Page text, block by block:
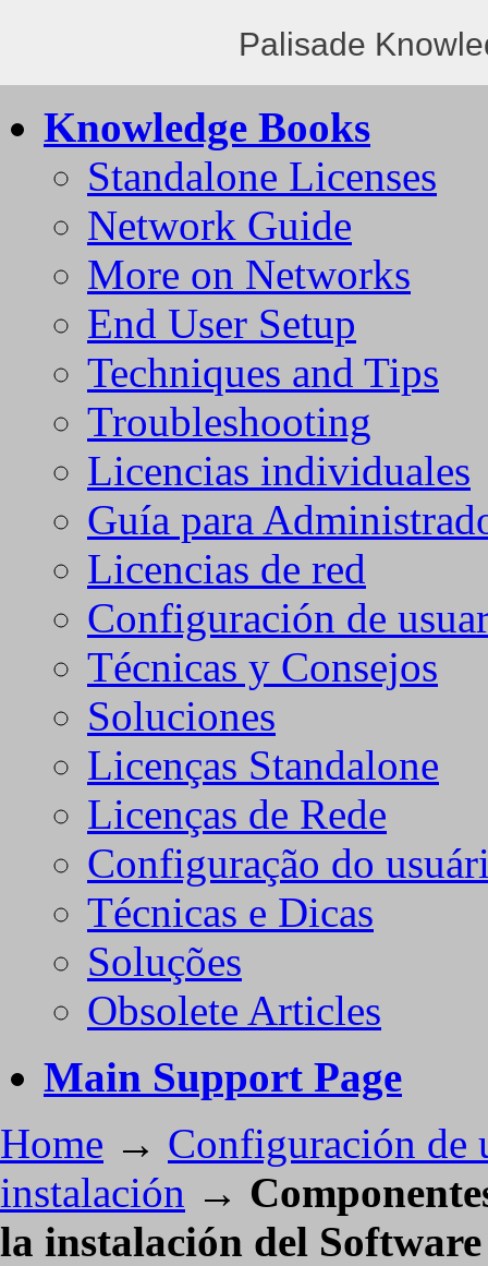
Palisade
Knowledge Books
Standalone Licenses
Network Guide
More on Networks
End User Setup
Techniques and Tips
Troubleshooting
Licencias individuales
Guía para
Licencias de red
Configuración de
Técnicas y Consejos
Soluciones
Licenças Standalone
Licenças de Rede
Configuração do
Técnicas e Dicas
Soluções
Obsolete Articles
Main Support Page
Home → Configuración de
instalación →
la instalación del